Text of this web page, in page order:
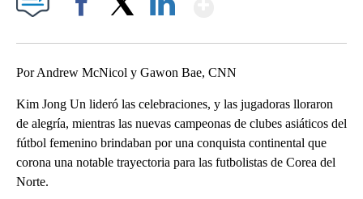
Por Andrew McNicol y Gawon Bae, CNN
Kim Jong Un lideró las celebraciones, y las jugadoras lloraron
de alegría, mientras las nuevas campeonas de clubes asiáticos del
fútbol femenino brindaban por una conquista continental que
corona una notable trayectoria para las futbolistas de Corea del
Norte.